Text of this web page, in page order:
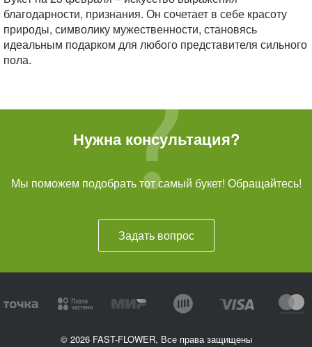
благодарности, признания. Он сочетает в себе красоту
природы, символику мужественности, становясь
идеальным подарком для любого представителя сильного
пола.
Нужна консультация?
Мы поможем подобрать тот самый букет! Обращайтесь!
Задать вопрос
© 2026 FAST-FLOWER, Все права защищены